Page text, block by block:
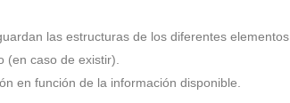
las estructuras de los diferentes elementos.
(en caso de existir).
en función de la información disponible.